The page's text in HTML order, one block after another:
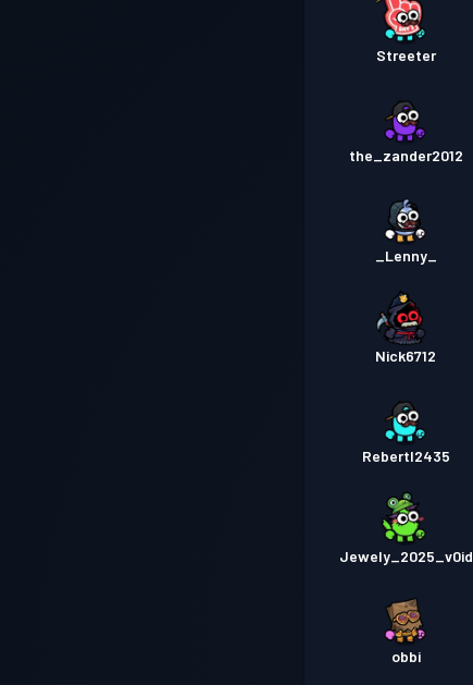
Streeter
the_zander2012
_Lenny_
Nick6712
Rebertl2435
Jewely_2025_v0id
obbi